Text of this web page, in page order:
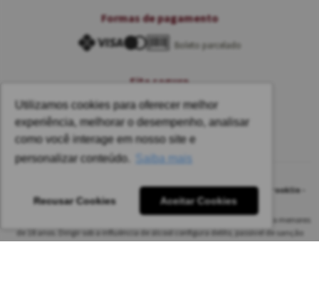
Utilizamos cookies para oferecer melhor
experiência, melhorar o desempenho, analisar
como você interage em nosso site e
personalizar conteúdo.
Saiba mais
Recusar Cookies Aceitar Cookies
Formas de pagamento
Boleto parcelado
Site seguro
Alentejana @ 2022 - CNPJ: 02.314.269/0001-78 - Rua Cincinati, 12 - Brooklin -
CEP 04564-070 São Paulo – SP
Beba com responsabilidade. A venda de bebidas alcoólicas é proibida para menores
de 18 anos. Dirigir sob a influência de álcool configura delito, passível de sanção